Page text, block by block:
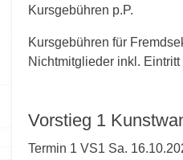
Kursgebühren p.P.
Kursgebühren für
Nichtmitglieder inkl. Eintritt
Vorstieg 1
Termin 1 VS1 Sa.